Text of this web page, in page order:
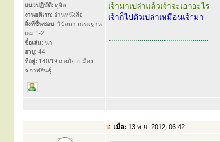
แนวปฏิบัติ: ดูจิต
งานอดิเรก: อ่านหนังสือ
สิ่งที่ชื่นชอบ: วิปัสนา-กรรมฐาน
เล่ม 1-2
ชื่อเล่น: นา
อายุ: 44
ที่อยู่: 140/19 ถ.อภัย อ.เมือง
จ.กาฬสินธุ์
เจ้ามาเปล่าแล้วเจ้าจะเอาอะไร
เจ้าก็ไปตัวเปล่าเหมือนเจ้ามา
...................................................
เมื่อ: 13 พ.ย. 2012, 06:42